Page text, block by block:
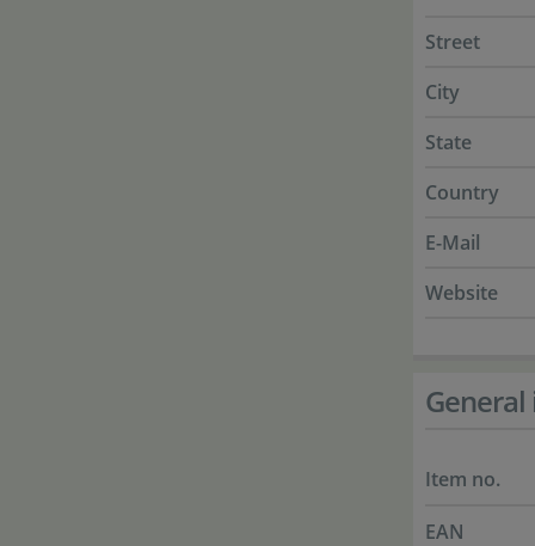
Street
City
State
Country
E-Mail
Website
Item no.
EAN